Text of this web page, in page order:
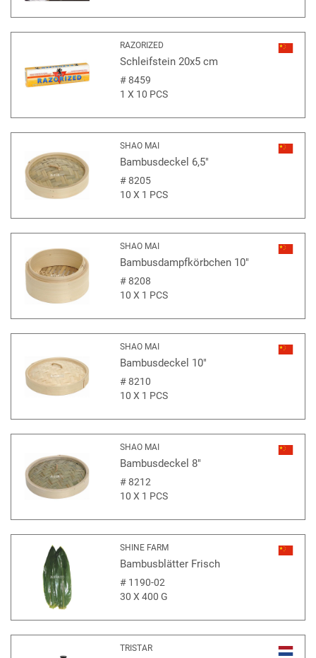
RAZORIZED
Schleifstein 20x5 cm
#8459
1 X 10 PCS
SHAO MAI
Bambusdeckel 6,5"
#8205
10 X 1 PCS
SHAO MAI
Bambusdampfkörbchen 10"
#8208
10 X 1 PCS
SHAO MAI
Bambusdeckel 10"
#8210
10 X 1 PCS
SHAO MAI
Bambusdeckel 8"
#8212
10 X 1 PCS
SHINE FARM
Bambusblätter Frisch
#1190-02
30 X 400 G
TRISTAR